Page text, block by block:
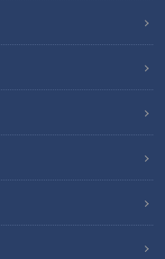
刑事と犯人の関係者と
事前の打ち合わせでは
うという話だったので
刑事の迫力に、思わず
お楽しみください